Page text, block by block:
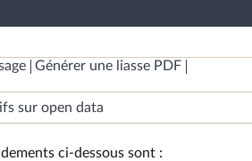
Générer une liasse PDF
sur open data
ci-dessous sont :